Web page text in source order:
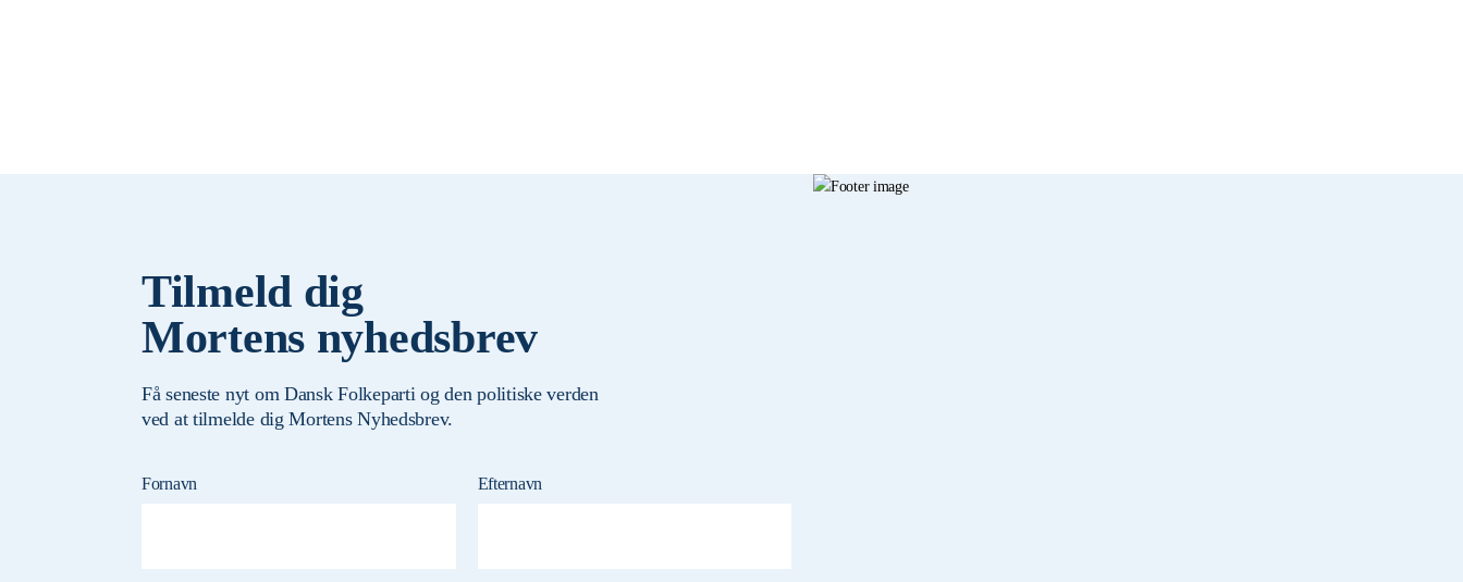
Tilmeld dig
Mortens nyhedsbrev
Få seneste nyt om Dansk Folkeparti og den politiske verden
ved at tilmelde dig Mortens Nyhedsbrev.
Fornavn Efternavn